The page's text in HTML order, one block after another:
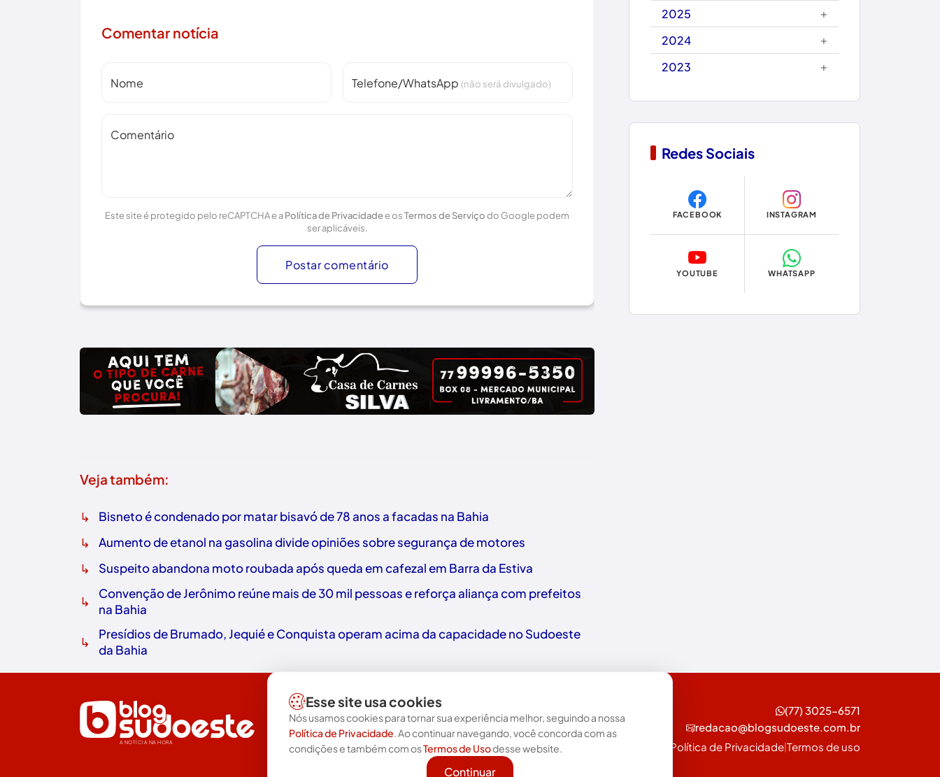
Comentar notícia
Nome Telefone/WhatsApp (não será divulgado)
Comentário
Este site é protegido pelo reCAPTCHA e aPolítica de Privacidadee osTermos de Serviçodo Google podem
ser aplicáveis.
Postar comentário
Veja também:
↳ Bisneto é condenado por matar bisavó de 78 anos a facadas na Bahia
↳ Aumento de etanol na gasolina divide opiniões sobre segurança de motores
↳ Suspeito abandona moto roubada após queda em cafezal em Barra da Estiva
↳
Convenção de Jerônimo reúne mais de 30 mil pessoas e reforça aliança com prefeitos
na Bahia
↳
Presídios de Brumado, Jequié e Conquista operam acima da capacidade no Sudoeste
da Bahia
Carinhanha
Caturama
Chapada Diamantina
Condeúba
Copa do Mundo 2026
Dom Basílio
Economia
Educação
Eleições 2024
Ibitiara
Igaporã
2025
+
2024
+
2023
+
Redes Sociais
FACEBOOK INSTAGRAM
YOUTUBE WHATSAPP
A NOTÍCIA NA HORA Nos acompanhe nas redes!
(77) 3025-6571
redacao@blogsudoeste.com.br
Política de Privacidade| Termos de uso
Esse site usa cookies
Nós usamos cookies para tornar sua experiência melhor, seguindo a nossa
Política de Privacidade. Ao continuar navegando, você concorda com as
condições e também com osTermos de Usodesse website.
Continuar